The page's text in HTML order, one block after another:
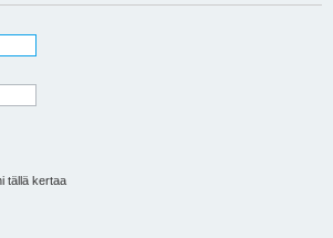
i
tällä kertaa